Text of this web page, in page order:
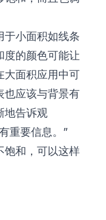
于小面积如线条
度的颜色可能让
大面积应用中可
也应该与背景有
地告诉观
重要信息。”
饱和，可以这样